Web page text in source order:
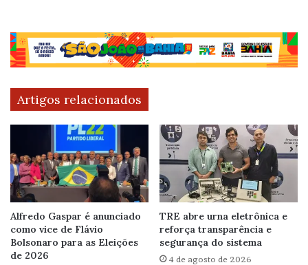
Artigos relacionados
Alfredo Gaspar é anunciado
como vice de Flávio
Bolsonaro para as Eleições
de 2026
TRE abre urna eletrônica e
reforça transparência e
segurança do sistema
4 de agosto de 2026